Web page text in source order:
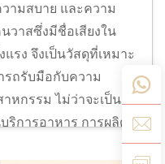
ามสบาย และความ
วาสซึ่งมีชื่อเสียงใน
รง จึงเป็นวัสดุที่เหมาะ
รถรับมือกับความ
หกรรม ไม่ว่าจะเป็น
การอาหาร การผลิต